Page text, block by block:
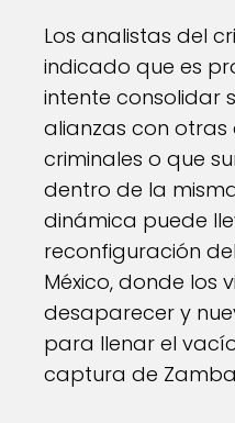
Los analistas del
indicado que es
intente consolidar
alianzas con otras
criminales o que
dentro de la
dinámica puede
reconfiguración
México, donde los
desaparecer y
para llenar el
captura de